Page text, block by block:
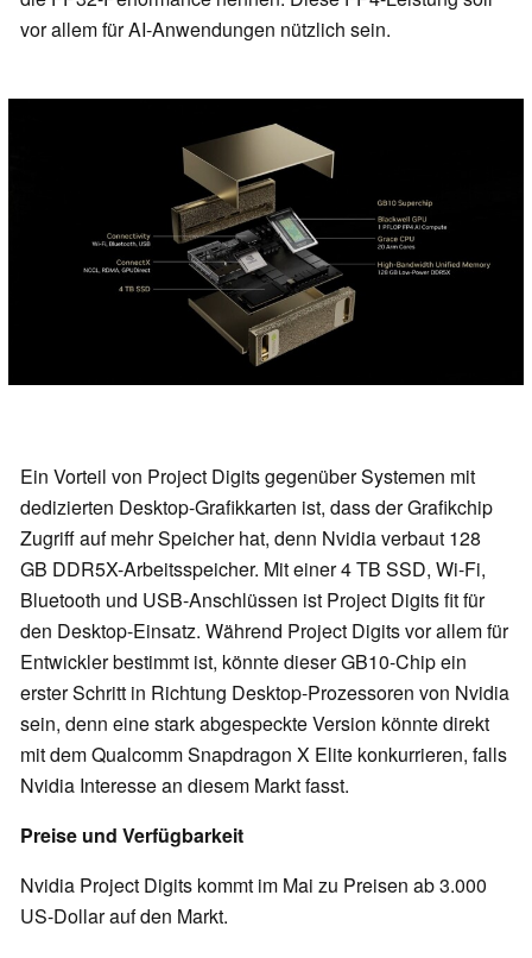
vor allem für AI-Anwendungen nützlich sein.
Ein Vorteil von Project Digits gegenüber Systemen mit
dedizierten Desktop-Grafikkarten ist, dass der Grafikchip
Zugriff auf mehr Speicher hat, denn Nvidia verbaut 128
GB DDR5X-Arbeitsspeicher. Mit einer 4 TB SSD, Wi-Fi,
Bluetooth und USB-Anschlüssen ist Project Digits fit für
den Desktop-Einsatz. Während Project Digits vor allem für
Entwickler bestimmt ist, könnte dieser GB10-Chip ein
erster Schritt in Richtung Desktop-Prozessoren von Nvidia
sein, denn eine stark abgespeckte Version könnte direkt
mit dem Qualcomm Snapdragon X Elite konkurrieren, falls
Nvidia Interesse an diesem Markt fasst.
Preise und Verfügbarkeit
Nvidia Project Digits kommt im Mai zu Preisen ab 3.000
US-Dollar auf den Markt.